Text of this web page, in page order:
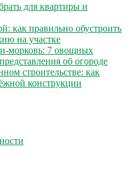
для квартиры и
как правильно обустроить
на участке
морковь: 7 овощных
об огороде
строительстве: как
конструкции